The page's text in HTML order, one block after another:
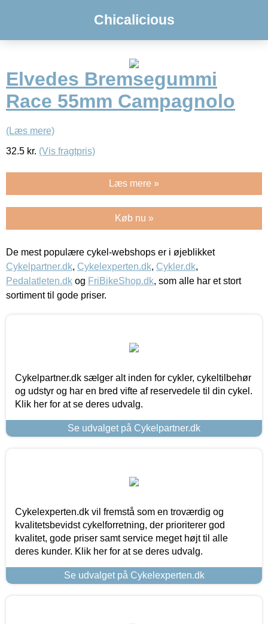
Chicalicious
Elvedes Bremsegummi
Race 55mm Campagnolo
(Læs mere)
32.5 kr. (Vis fragtpris)
Læs mere »
Køb nu »
De mest populære cykel-webshops er i øjeblikket
Cykelpartner.dk, Cykelexperten.dk, Cykler.dk,
Pedalatleten.dk og FriBikeShop.dk, som alle har et stort
sortiment til gode priser.
Cykelpartner.dk sælger alt inden for cykler, cykeltilbehør
og udstyr og har en bred vifte af reservedele til din cykel.
Klik her for at se deres udvalg.
Se udvalget på Cykelpartner.dk
Cykelexperten.dk vil fremstå som en troværdig og
kvalitetsbevidst cykelforretning, der prioriterer god
kvalitet, gode priser samt service meget højt til alle
deres kunder. Klik her for at se deres udvalg.
Se udvalget på Cykelexperten.dk